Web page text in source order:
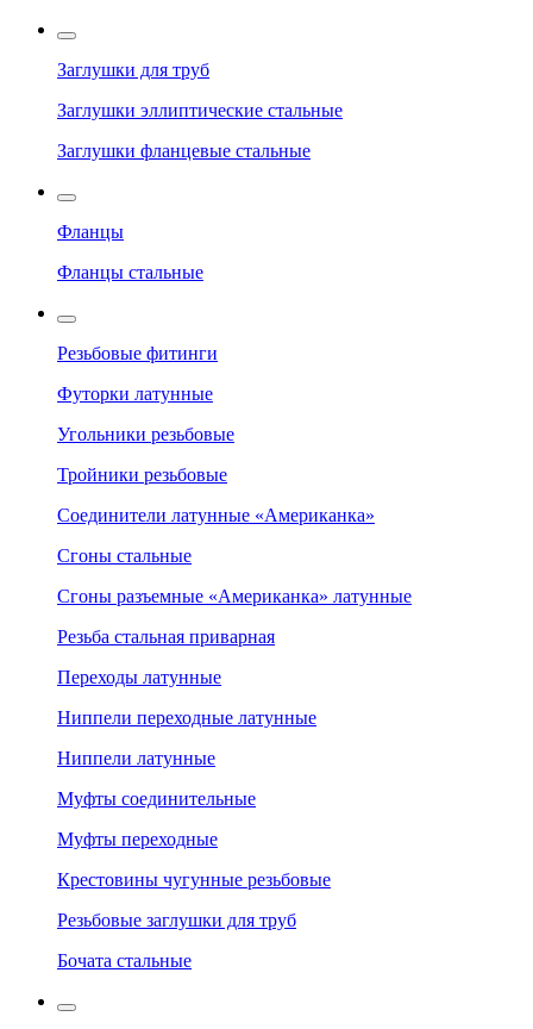
Заглушки для труб
Заглушки эллиптические стальные
Заглушки фланцевые стальные
Фланцы
Фланцы стальные
Резьбовые фитинги
Футорки латунные
Угольники резьбовые
Тройники резьбовые
Соединители латунные «Американка»
Сгоны стальные
Сгоны разъемные «Американка» латунные
Резьба стальная приварная
Переходы латунные
Ниппели переходные латунные
Ниппели латунные
Муфты соединительные
Муфты переходные
Крестовины чугунные резьбовые
Резьбовые заглушки для труб
Бочата стальные